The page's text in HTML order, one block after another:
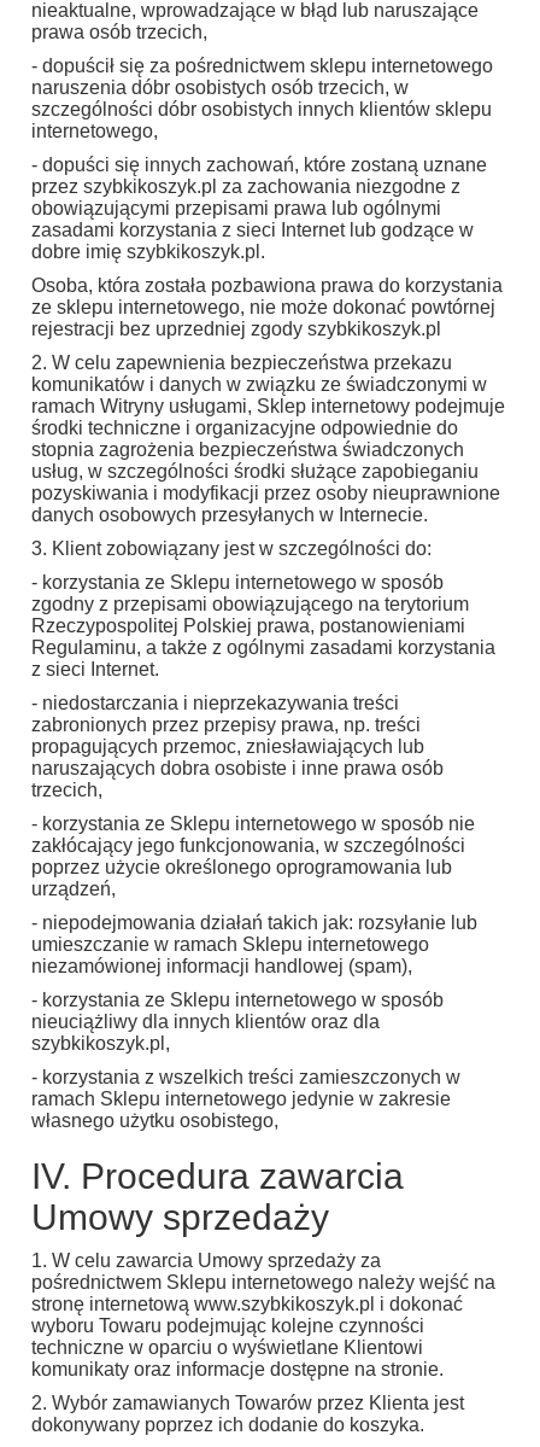
nieaktualne, wprowadzające w błąd lub naruszające
prawa osób trzecich,
- dopuścił się za pośrednictwem sklepu internetowego
naruszenia dóbr osobistych osób trzecich, w
szczególności dóbr osobistych innych klientów sklepu
internetowego,
- dopuści się innych zachowań, które zostaną uznane
przez szybkikoszyk.pl za zachowania niezgodne z
obowiązującymi przepisami prawa lub ogólnymi
zasadami korzystania z sieci Internet lub godzące w
dobre imię szybkikoszyk.pl.
Osoba, która została pozbawiona prawa do korzystania
ze sklepu internetowego, nie może dokonać powtórnej
rejestracji bez uprzedniej zgody szybkikoszyk.pl
2. W celu zapewnienia bezpieczeństwa przekazu
komunikatów i danych w związku ze świadczonymi w
ramach Witryny usługami, Sklep internetowy podejmuje
środki techniczne i organizacyjne odpowiednie do
stopnia zagrożenia bezpieczeństwa świadczonych
usług, w szczególności środki służące zapobieganiu
pozyskiwania i modyfikacji przez osoby nieuprawnione
danych osobowych przesyłanych w Internecie.
3. Klient zobowiązany jest w szczególności do:
- korzystania ze Sklepu internetowego w sposób
zgodny z przepisami obowiązującego na terytorium
Rzeczypospolitej Polskiej prawa, postanowieniami
Regulaminu, a także z ogólnymi zasadami korzystania
z sieci Internet.
- niedostarczania i nieprzekazywania treści
zabronionych przez przepisy prawa, np. treści
propagujących przemoc, zniesławiających lub
naruszających dobra osobiste i inne prawa osób
trzecich,
- korzystania ze Sklepu internetowego w sposób nie
zakłócający jego funkcjonowania, w szczególności
poprzez użycie określonego oprogramowania lub
urządzeń,
- niepodejmowania działań takich jak: rozsyłanie lub
umieszczanie w ramach Sklepu internetowego
niezamówionej informacji handlowej (spam),
- korzystania ze Sklepu internetowego w sposób
nieuciążliwy dla innych klientów oraz dla
szybkikoszyk.pl,
- korzystania z wszelkich treści zamieszczonych w
ramach Sklepu internetowego jedynie w zakresie
własnego użytku osobistego,
IV. Procedura zawarcia
Umowy sprzedaży
1. W celu zawarcia Umowy sprzedaży za
pośrednictwem Sklepu internetowego należy wejść na
stronę internetową www.szybkikoszyk.pl i dokonać
wyboru Towaru podejmując kolejne czynności
techniczne w oparciu o wyświetlane Klientowi
komunikaty oraz informacje dostępne na stronie.
2. Wybór zamawianych Towarów przez Klienta jest
dokonywany poprzez ich dodanie do koszyka.